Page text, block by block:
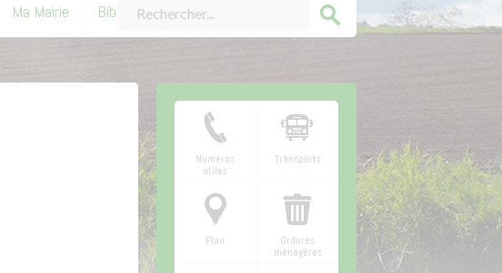
Ma Mairie Bibliothèque de Trangé
Numéros
utiles
Transports
Plan
Ordures
ménagères